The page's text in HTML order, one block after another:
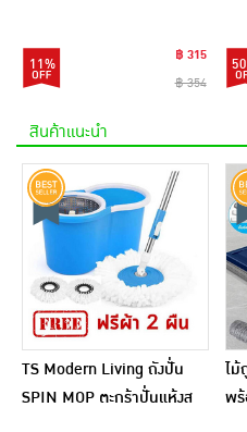
11%
฿ 315
฿ 354
สินค้าแนะนำ
TS Modern Living ถังปั่น
SPIN MOP ตะกร้าปั่นแห้งส
ไม้
พ